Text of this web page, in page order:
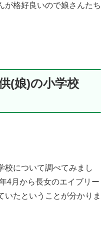
が格好良いので娘さんたち
(娘)の小学校
校について調べてみまし
4月から長女のエイブリー
いたということが分かりま